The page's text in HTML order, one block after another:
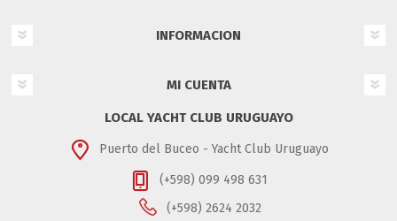
INFORMACION
MI CUENTA
LOCAL YACHT CLUB URUGUAYO
Puerto del Buceo - Yacht Club Uruguayo
(+598) 099 498 631
(+598) 2624 2032